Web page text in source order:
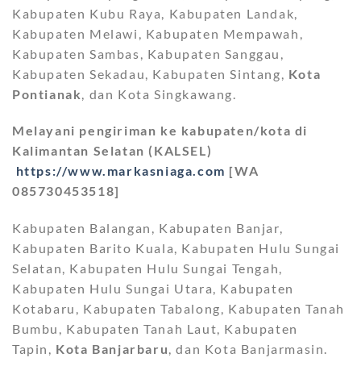
Kabupaten Kubu Raya, Kabupaten Landak,
Kabupaten Melawi, Kabupaten Mempawah,
Kabupaten Sambas, Kabupaten Sanggau,
Kabupaten Sekadau, Kabupaten Sintang, Kota
Pontianak
, dan Kota Singkawang.
Melayani pengiriman ke kabupaten/kota di
Kalimantan Selatan (KALSEL)
https://www.markasniaga.com [WA
085730453518]
Kabupaten Balangan, Kabupaten Banjar,
Kabupaten Barito Kuala, Kabupaten Hulu Sungai
Selatan, Kabupaten Hulu Sungai Tengah,
Kabupaten Hulu Sungai Utara, Kabupaten
Kotabaru, Kabupaten Tabalong, Kabupaten Tanah
Bumbu, Kabupaten Tanah Laut, Kabupaten
Tapin, Kota Banjarbaru, dan Kota Banjarmasin.